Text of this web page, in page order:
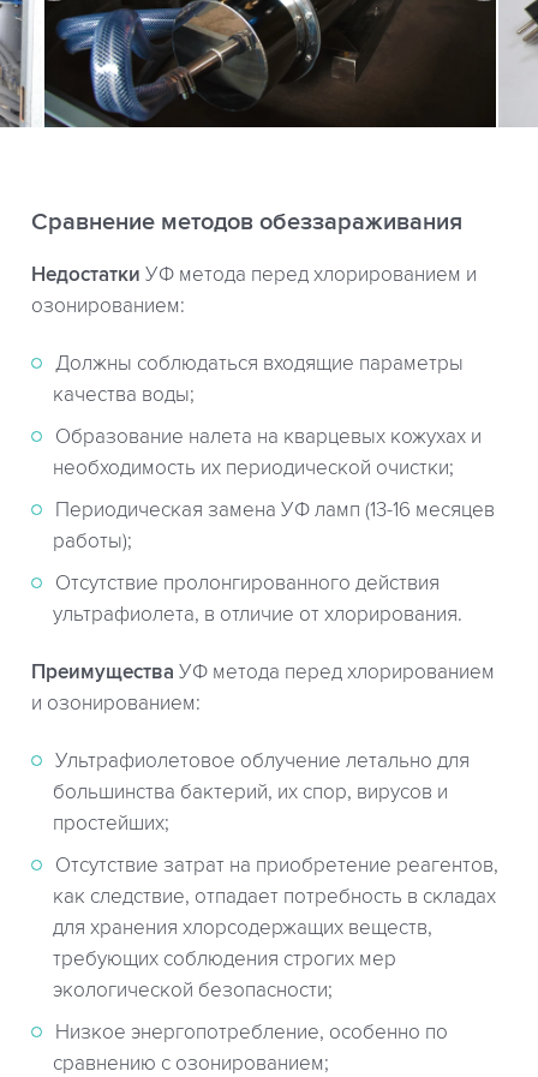
Сравнение методов обеззараживания
Недостатки УФ метода перед хлорированием и
озонированием:
Должны соблюдаться входящие параметры
качества воды;
Образование налета на кварцевых кожухах и
необходимость их периодической очистки;
Периодическая замена УФ ламп (13-16 месяцев
работы);
Отсутствие пролонгированного действия
ультрафиолета, в отличие от хлорирования.
Преимущества УФ метода перед хлорированием
и озонированием:
Ультрафиолетовое облучение летально для
большинства бактерий, их спор, вирусов и
простейших;
Отсутствие затрат на приобретение реагентов,
как следствие, отпадает потребность в складах
для хранения хлорсодержащих веществ,
требующих соблюдения строгих мер
экологической безопасности;
Низкое энергопотребление, особенно по
сравнению с озонированием;